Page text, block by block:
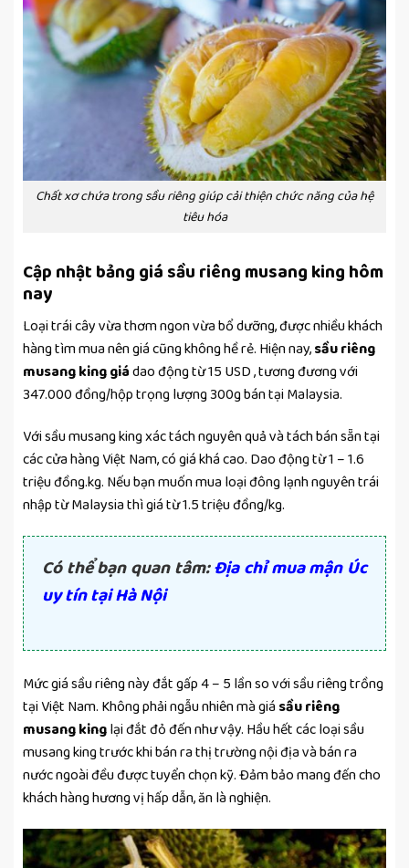
Chất xơ chứa trong sầu riêng giúp cải thiện chức năng của hệ
tiêu hóa
Cập nhật bảng giá sầu riêng musang king hôm
nay
Loại trái cây vừa thơm ngon vừa bổ dưỡng, được nhiều khách
hàng tìm mua nên giá cũng không hề rẻ. Hiện nay,sầu riêng
musang king giádao động từ 15 USD , tương đương với
347.000 đồng/hộp trọng lượng 300g bán tại Malaysia.
Với sầu musang king xác tách nguyên quả và tách bán sẵn tại
các cửa hàng Việt Nam, có giá khá cao. Dao động từ 1 – 1.6
triệu đồng.kg. Nếu bạn muốn mua loại đông lạnh nguyên trái
nhập từ Malaysia thì giá từ 1.5 triệu đồng/kg.
Có thể bạn quan tâm:Địa chỉ mua mận Úc
uy tín tại Hà Nội
Mức giá sầu riêng này đắt gấp 4 – 5 lần so với sầu riêng trồng
tại Việt Nam. Không phải ngẫu nhiên mà giá sầu riêng
musang kinglại đắt đỏ đến như vậy. Hầu hết các loại sầu
musang king trước khi bán ra thị trường nội địa và bán ra
nước ngoài đều được tuyển chọn kỹ. Đảm bảo mang đến cho
khách hàng hương vị hấp dẫn, ăn là nghiện.